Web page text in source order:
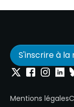
S'inscrire à
Onepoint sur
Onepoint sur
Onepoint
Mentions légales